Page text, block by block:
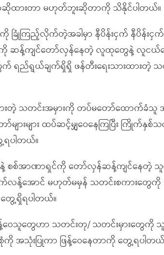
ာဆိုထားတာ မဟုတ်ဘူးဆိုတာကို သိနိုင်ပါတယ်။
ခြုံကြည့်လိုက်တဲ့အခါမှာ နီပိန်းငှက် နီပိန်း
ကို ဆန့်ကျင်တော်လှန်နေတဲ့ လူထုတွေနဲ့ လူငယ်
က် ရည်ရွယ်ချက်ရှိရှိ ဖန်တီးရေးသားထားတဲ့
းတဲ့ သတင်းအမှားကို တပ်မတော်ထောက်ခံသူ
ာ်များများ ထပ်ဆင့်မျှဝေနေကြပြီး ကြိုက်
ပါတယ်။
နဲ့ စစ်အာဏာရှင်ကို တော်လှန်ဆန့်ကျင်နေတဲ့
ာက်လန့်အောင် မဟုတ်မမှန် သတင်းစကားတွေ
တွေ့ရှိရပါတယ်။
ဝေသူတွေဟာ သတင်းတု/ သတင်းမှားတွေ
ကို‌ အသုံးပြုကာ ဖြန့်ဝေနေတာကို တွေ့ရပါတ